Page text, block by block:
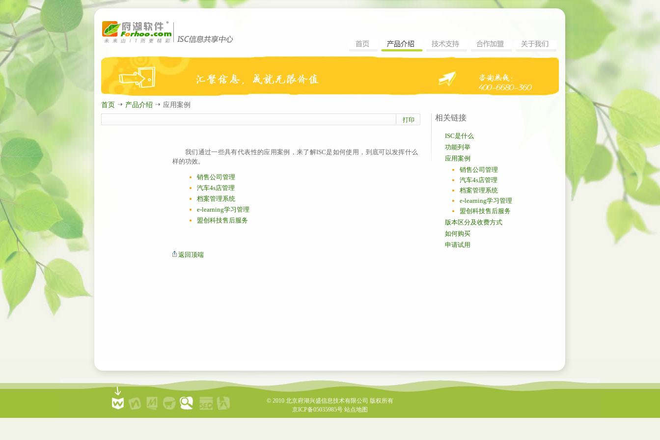
首页 产品介绍 应用案例
打印
我们通过一些具有代表性的应用案例，来了解ISC是如何使用，到底可以发挥什么
样的功效。
销售公司管理
汽车4s店管理
档案管理系统
e-learning学习管理
盟创科技售后服务
返回顶端
相关链接
ISC是什么
功能列举
应用案例
销售公司管理
汽车4s店管理
档案管理系统
e-learning学习管理
盟创科技售后服务
版本区分及收费方式
如何购买
申请试用
© 2010 北京府湖兴盛信息技术有限公司 版权所有
京ICP备05035985号 站点地图